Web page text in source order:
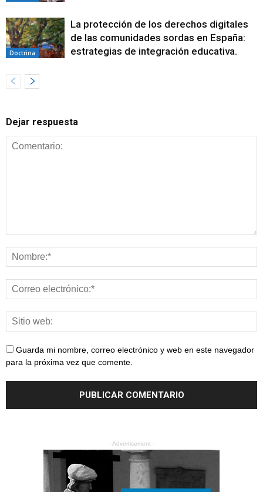
Doctrina
La protección de los derechos digitales
de las comunidades sordas en España:
estrategias de integración educativa.
Dejar respuesta
Guarda mi nombre, correo electrónico y web en este navegador
para la próxima vez que comente.
- Advertisement -